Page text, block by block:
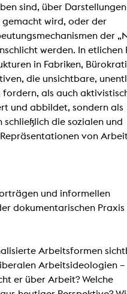
sind, über
gemacht wird, oder der
der
werden. In etlichen
in Fabriken,
die unsichtbare,
als auch
und abbildet, sondern als
die sozialen und
von
und informellen
dokumentarischen Praxis
Arbeitsformen
Arbeitsideologien
er über Arbeit? Welche